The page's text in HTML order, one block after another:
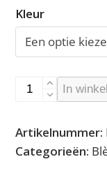
Kleur
Eyeshadow
)
aantal
In
Artikelnummer:
Categorieën: